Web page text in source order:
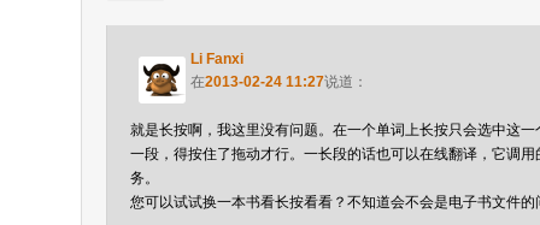
Li Fanxi
在2013-02-24 11:27说道：
就是长按啊，我这里没有问题。在一个单词上长按只会选中这
一段，得按住了拖动才行。一长段的话也可以在线翻译，它调
务。
您可以试试换一本书看长按看看？不知道会不会是电子书文件的